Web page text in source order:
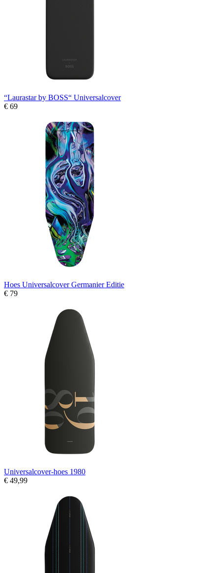
“Laurastar by BOSS“ Universalcover
€ 69
Hoes Universalcover Germanier Editie
€ 79
Universalcover-hoes 1980
€ 49,99